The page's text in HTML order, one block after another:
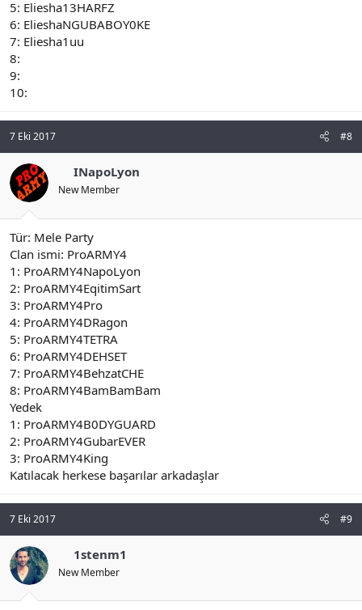
5: Eliesha13HARFZ
6: ElieshaNGUBABOY0KE
7: Eliesha1uu
8:
9:
10:
7 Eki 2017 #8
INapoLyon
New Member
Tür: Mele Party
Clan ismi: ProARMY4
1: ProARMY4NapoLyon
2: ProARMY4EqitimSart
3: ProARMY4Pro
4: ProARMY4DRagon
5: ProARMY4TETRA
6: ProARMY4DEHSET
7: ProARMY4BehzatCHE
8: ProARMY4BamBamBam
Yedek
1: ProARMY4B0DYGUARD
2: ProARMY4GubarEVER
3: ProARMY4King
Katılacak herkese başarılar arkadaşlar
7 Eki 2017 #9
1stenm1
New Member